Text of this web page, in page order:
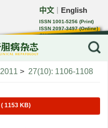
中文 English
ISSN 1001-5256 (Print)
ISSN 2097-3497 (Online)
CN 22-1108/R
2011 > 27(10): 1106-1108
( 1153 KB)